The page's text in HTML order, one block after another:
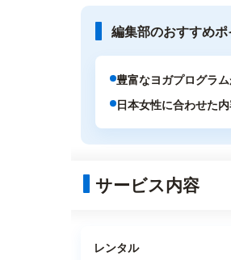
編集部のおすすめポ
豊富なヨガプログラ
日本女性に合わせた
サービス内容
レンタル